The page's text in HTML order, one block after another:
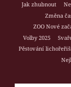
Jak zhubnout
Změna
ZOO Nové
Volby 2025
Pěstování